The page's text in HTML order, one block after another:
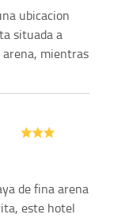
ubicacion
situada a
arena, mientras
de fina arena
este hotel